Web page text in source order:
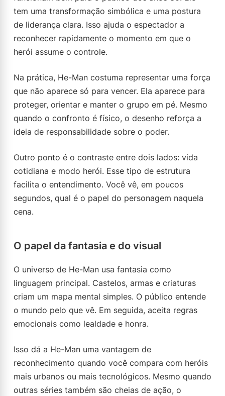
tem uma transformação simbólica e uma postura
de liderança clara. Isso ajuda o espectador a
reconhecer rapidamente o momento em que o
herói assume o controle.
Na prática, He-Man costuma representar uma força
que não aparece só para vencer. Ela aparece para
proteger, orientar e manter o grupo em pé. Mesmo
quando o confronto é físico, o desenho reforça a
ideia de responsabilidade sobre o poder.
Outro ponto é o contraste entre dois lados: vida
cotidiana e modo herói. Esse tipo de estrutura
facilita o entendimento. Você vê, em poucos
segundos, qual é o papel do personagem naquela
cena.
O papel da fantasia e do visual
O universo de He-Man usa fantasia como
linguagem principal. Castelos, armas e criaturas
criam um mapa mental simples. O público entende
o mundo pelo que vê. Em seguida, aceita regras
emocionais como lealdade e honra.
Isso dá a He-Man uma vantagem de
reconhecimento quando você compara com heróis
mais urbanos ou mais tecnológicos. Mesmo quando
outras séries também são cheias de ação, o